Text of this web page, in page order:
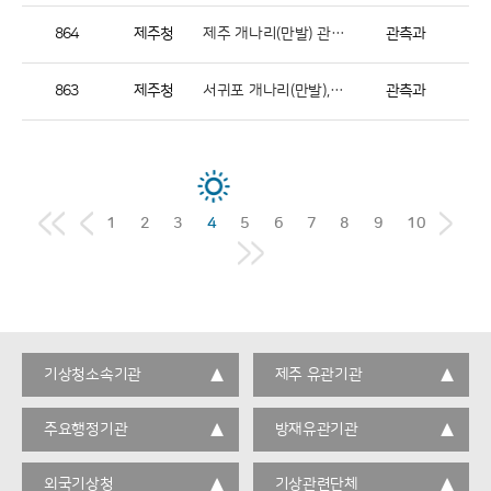
864 제주청 제주 개나리(만발) 관측(20260326) 관측과
863 제주청 서귀포 개나리(만발), 벚나무(발아) 관측(20260325) 관측과
1 2 3 4 5 6 7 8 9 10
기상청소속기관 제주 유관기관
주요행정기관 방재유관기관
외국기상청 기상관련단체